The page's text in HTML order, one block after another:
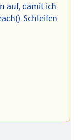
auf, damit ich
Schleifen